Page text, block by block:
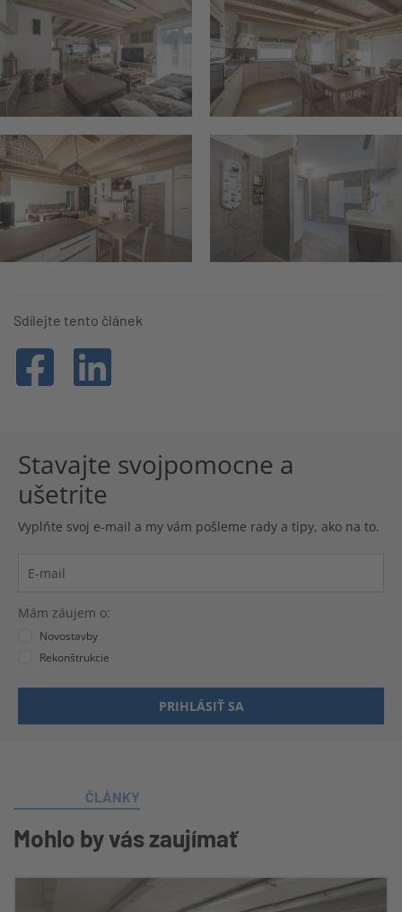
Sdílejte tento článek
Stavajte svojpomocne a
ušetrite
Vyplňte svoj e-mail a my vám pošleme rady a tipy, ako na to.
Mám záujem o:
Novostavby
Rekonštrukcie
PRIHLÁSIŤ SA
ČLÁNKY
Mohlo by vás zaujímať